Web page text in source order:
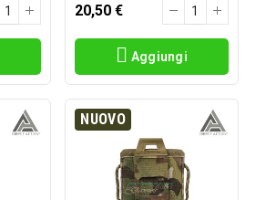
20,50 €
Aggiungi
NUOVO